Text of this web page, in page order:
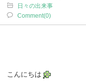
日々の出来事
Comment(0)
こんにちは